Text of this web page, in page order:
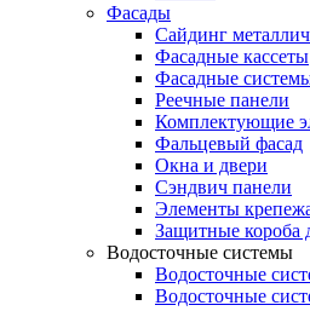
Фасады
Сайдинг
Фасадные кассеты
Фасадные
Реечные панели
Комплектующие
Фальцевый фасад
Окна и двери
Сэндвич панели
Элементы
Защитные короба
Водосточные системы
Водосточные
Водосточные